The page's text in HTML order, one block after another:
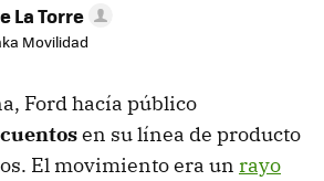
La Torre
Movilidad
Ford hacía público
en su línea de producto
El movimiento era un rayo